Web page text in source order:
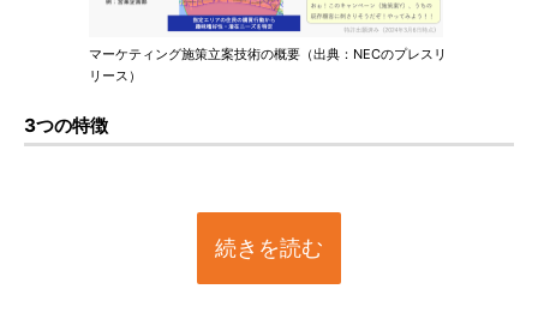
マーケティング施策立案技術の概要（出典：NECのプレスリ
リース）
3つの特徴
続きを読む